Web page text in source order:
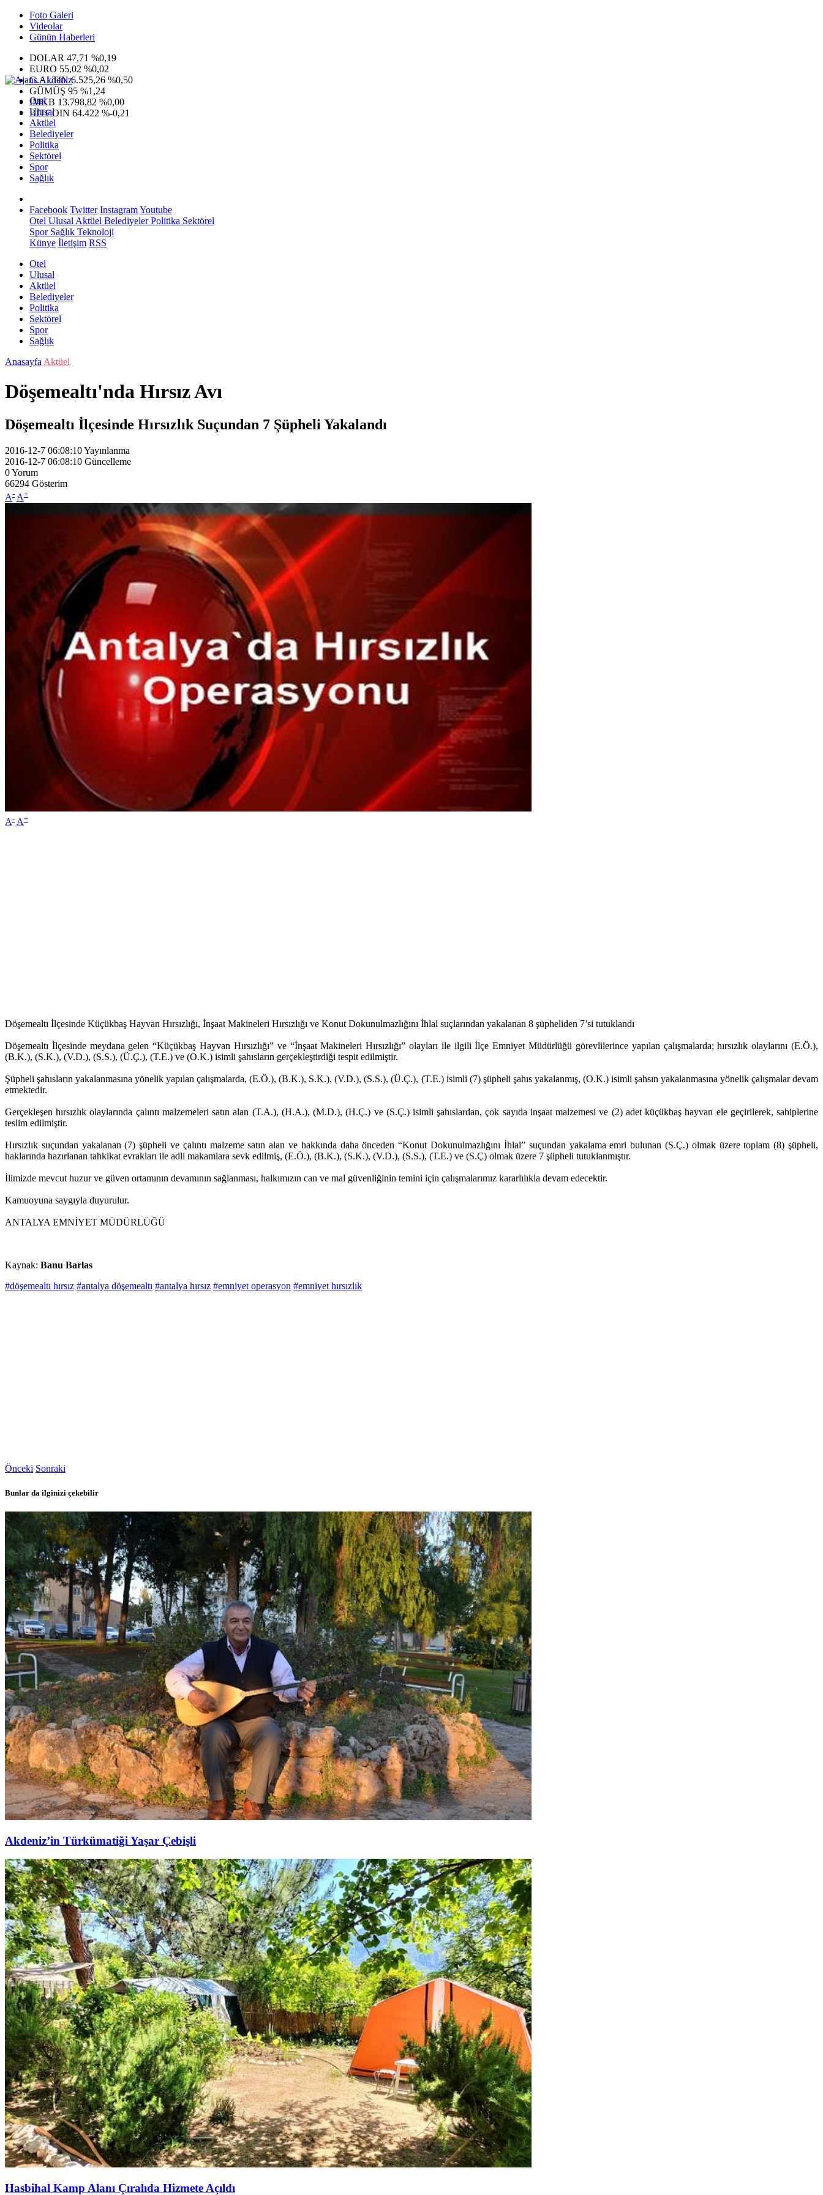
Foto Galeri
Videolar
Günün Haberleri
DOLAR 47,71 %0,19
EURO 55,02 %0,02
G.ALTIN6.525,26 %0,50
GÜMÜŞ 95 %1,24
IMKB 13.798,82 %0,00
BITCOIN 64.422 %-0,21
Otel
Ulusal
Aktüel
Belediyeler
Politika
Sektörel
Spor
Sağlık
Facebook Twitter InstagramYoutube
Otel Ulusal Aktüel BelediyelerPolitika Sektörel
SporSağlık Teknoloji
Künye İletişim RSS
Otel
Ulusal
Aktüel
Belediyeler
Politika
Sektörel
Spor
Sağlık
Anasayfa Aktüel
Döşemealtı'nda Hırsız Avı
Döşemealtı İlçesinde Hırsızlık Suçundan 7 Şüpheli Yakalandı
2016-12-7 06:08:10Yayınlanma
2016-12-7 06:08:10 Güncelleme
0Yorum
66294 Gösterim
A- A+
A- A+
Döşemealtı İlçesinde Küçükbaş Hayvan Hırsızlığı, İnşaat Makineleri Hırsızlığı ve Konut Dokunulmazlığını İhlal suçlarından yakalanan 8 şüpheliden 7’si tutuklandı
Döşemealtı İlçesinde meydana gelen “Küçükbaş Hayvan Hırsızlığı” ve “İnşaat Makineleri Hırsızlığı” olayları ile ilgili İlçe Emniyet Müdürlüğü görevlilerince yapılan çalışmalarda; hırsızlık olaylarını (E.Ö.),
(B.K.), (S.K.), (V.D.), (S.S.), (Ü.Ç.), (T.E.) ve (O.K.) isimli şahısların gerçekleştirdiği tespit edilmiştir.
Şüpheli şahısların yakalanmasına yönelik yapılan çalışmalarda, (E.Ö.), (B.K.), S.K.), (V.D.), (S.S.), (Ü.Ç.), (T.E.) isimli (7) şüpheli şahıs yakalanmış, (O.K.) isimli şahsın yakalanmasına yönelik çalışmalar devam
etmektedir.
Gerçekleşen hırsızlık olaylarında çalıntı malzemeleri satın alan (T.A.), (H.A.), (M.D.), (H.Ç.) ve (S.Ç.) isimli şahıslardan, çok sayıda inşaat malzemesi ve (2) adet küçükbaş hayvan ele geçirilerek, sahiplerine
teslim edilmiştir.
Hırsızlık suçundan yakalanan (7) şüpheli ve çalıntı malzeme satın alan ve hakkında daha önceden “Konut Dokunulmazlığını İhlal” suçundan yakalama emri bulunan (S.Ç.) olmak üzere toplam (8) şüpheli,
haklarında hazırlanan tahkikat evrakları ile adli makamlara sevk edilmiş, (E.Ö.), (B.K.), (S.K.), (V.D.), (S.S.), (T.E.) ve (S.Ç) olmak üzere 7 şüpheli tutuklanmıştır.
İlimizde mevcut huzur ve güven ortamının devamının sağlanması, halkımızın can ve mal güvenliğinin temini için çalışmalarımız kararlılıkla devam edecektir.
Kamuoyuna saygıyla duyurulur.
ANTALYA EMNİYET MÜDÜRLÜĞÜ
Kaynak: Banu Barlas
#döşemealtı hırsız #antalya döşemealtı #antalya hırsız #emniyet operasyon #emniyet hırsızlık
Önceki Sonraki
Bunlar da ilginizi çekebilir
Akdeniz’in Türkümatiği Yaşar Çebişli
Hasbihal Kamp Alanı Çıralıda Hizmete Açıldı